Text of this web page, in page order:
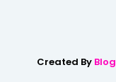
Created By Blog